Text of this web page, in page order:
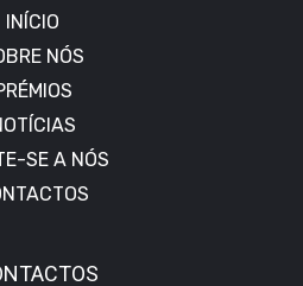
INÍCIO
NÓS
SE A NÓS